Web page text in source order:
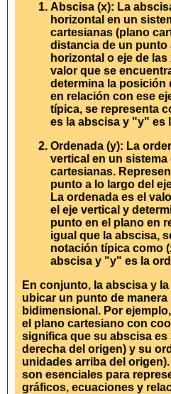
Abscisa (x): La
horizontal en un
cartesianas (plano
distancia de un punto
horizontal o eje de las
valor que se
determina la posición
en relación con ese
típica, se representa
es la abscisa y "y" es
Ordenada (y): La
vertical en un
cartesianas.
punto a lo largo del
La ordenada es el
el eje vertical y
punto en el plano en
igual que la abscisa,
notación típica como
abscisa y "y" es la
En conjunto, la abscisa y
ubicar un punto de
bidimensional. Por
el plano cartesiano con
significa que su abscisa es
derecha del origen) y su
unidades arriba del
son esenciales para
gráficos, ecuaciones y